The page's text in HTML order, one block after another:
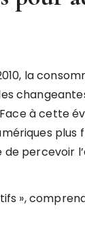
la
à cette
plus
percevoir
»,